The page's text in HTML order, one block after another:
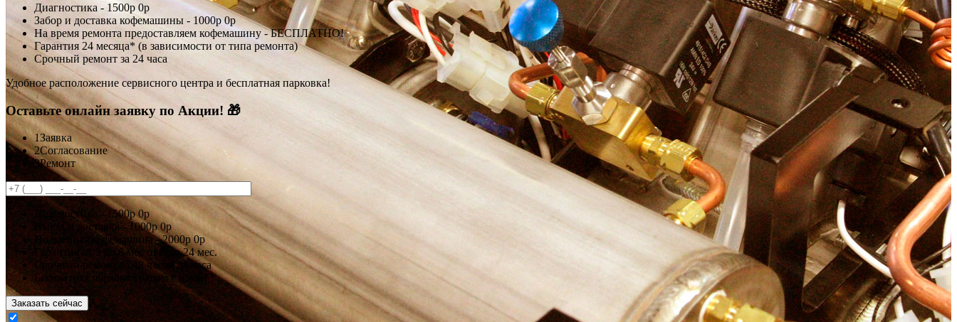
Диагностика - 1500р 0р
Забор и доставка кофемашины - 1000р0р
На время ремонта предоставляем кофемашину - БЕСПЛАТНО!
Гарантия 24 месяца* (в зависимости от типа ремонта)
Срочный ремонт за 24 часа
Удобное расположение сервисного центра и бесплатная парковка!
Оставьте онлайн заявку по Акции! 🎁
1Заявка
2Согласование
3Ремонт
Диагностика -1500р0р
Выезд и доставка - 1000р0р
Подменная кофемашина -2000р0р
Гарантия от 3 до 6 месот 6 до 24 мес.
Срочный ремонт за
48 часов 24 часа
Бесплатная парковка рядом с нами!
Заказать сейчас